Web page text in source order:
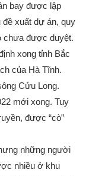
bay được lập
xuất dự án, quy
chưa được duyệt.
xong tỉnh Bắc
của Hà Tĩnh.
Cửu Long.
mới xong. Tuy
được “cò”
những người
nhiều ở khu